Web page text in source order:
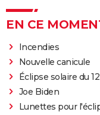
EN CE
Incendies
Nouvelle canicule
Éclipse solaire du
Joe Biden
Lunettes pour